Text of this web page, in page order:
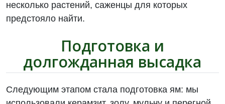
несколько растений, саженцы для которых
предстояло найти.
Подготовка и
долгожданная высадка
Следующим этапом стала подготовка ям: мы